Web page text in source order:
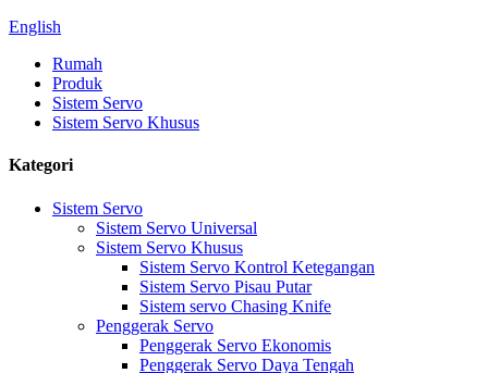
English
Rumah
Produk
Sistem Servo
Sistem Servo Khusus
Kategori
Sistem Servo
Sistem Servo Universal
Sistem Servo Khusus
Sistem Servo Kontrol Ketegangan
Sistem Servo Pisau Putar
Sistem servo Chasing Knife
Penggerak Servo
Penggerak Servo Ekonomis
Penggerak Servo Daya Tengah